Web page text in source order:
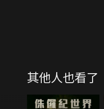
其他人也看了